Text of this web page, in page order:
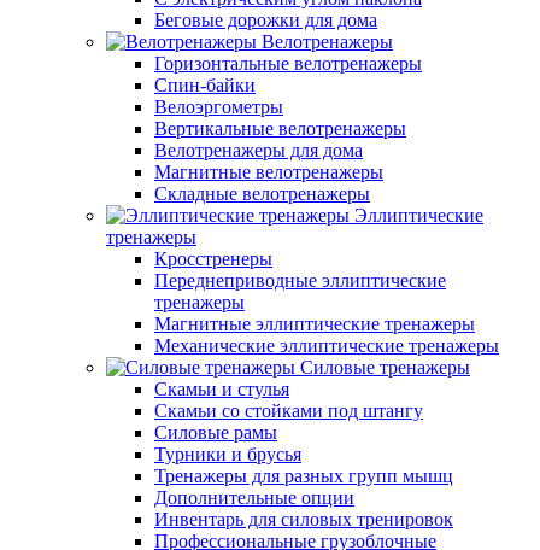
Беговые дорожки для дома
Велотренажеры
Горизонтальные велотренажеры
Спин-байки
Велоэргометры
Вертикальные велотренажеры
Велотренажеры для дома
Магнитные велотренажеры
Складные велотренажеры
Эллиптические
тренажеры
Кросстренеры
Переднеприводные эллиптические
тренажеры
Магнитные эллиптические тренажеры
Механические эллиптические тренажеры
Силовые тренажеры
Скамьи и стулья
Скамьи со стойками под штангу
Силовые рамы
Турники и брусья
Тренажеры для разных групп мышц
Дополнительные опции
Инвентарь для силовых тренировок
Профессиональные грузоблочные